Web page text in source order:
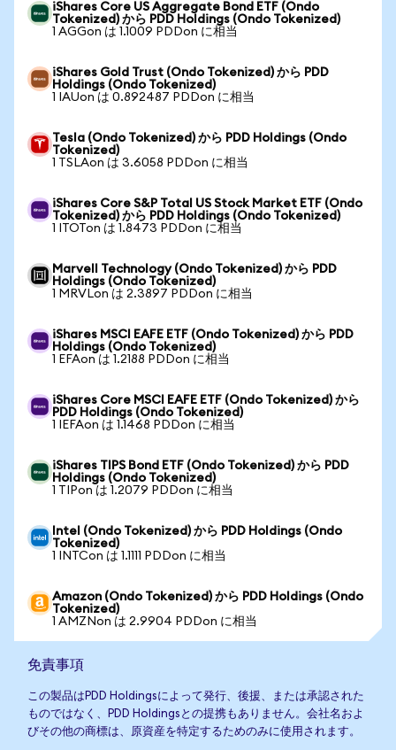
iShares Core US Aggregate Bond ETF (Ondo
Tokenized) から PDD Holdings (Ondo Tokenized)
1 AGGon は 1.1009 PDDon に相当
iShares Gold Trust (Ondo Tokenized) から PDD
Holdings (Ondo Tokenized)
1 IAUon は 0.892487 PDDon に相当
Tesla (Ondo Tokenized) から PDD Holdings (Ondo
Tokenized)
1 TSLAon は 3.6058 PDDon に相当
iShares Core S&P Total US Stock Market ETF (Ondo
Tokenized) から PDD Holdings (Ondo Tokenized)
1 ITOTon は 1.8473 PDDon に相当
Marvell Technology (Ondo Tokenized) から PDD
Holdings (Ondo Tokenized)
1 MRVLon は 2.3897 PDDon に相当
iShares MSCI EAFE ETF (Ondo Tokenized) から PDD
Holdings (Ondo Tokenized)
1 EFAon は 1.2188 PDDon に相当
iShares Core MSCI EAFE ETF (Ondo Tokenized) から
PDD Holdings (Ondo Tokenized)
1 IEFAon は 1.1468 PDDon に相当
iShares TIPS Bond ETF (Ondo Tokenized) から PDD
Holdings (Ondo Tokenized)
1 TIPon は 1.2079 PDDon に相当
Intel (Ondo Tokenized) から PDD Holdings (Ondo
Tokenized)
1 INTCon は 1.1111 PDDon に相当
Amazon (Ondo Tokenized) から PDD Holdings (Ondo
Tokenized)
1 AMZNon は 2.9904 PDDon に相当
免責事項
この製品はPDD Holdingsによって発行、後援、または承認された
ものではなく、PDD Holdingsとの提携もありません。会社名およ
びその他の商標は、原資産を特定するためのみに使用されます。